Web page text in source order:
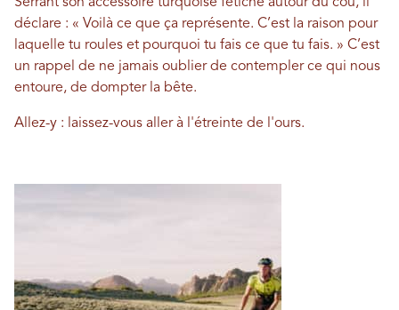
déclare : « Voilà ce que ça représente. C’est la raison pour
laquelle tu roules et pourquoi tu fais ce que tu fais. » C’est
un rappel de ne jamais oublier de contempler ce qui nous
entoure, de dompter la bête.
Allez-y : laissez-vous aller à l'étreinte de l'ours.